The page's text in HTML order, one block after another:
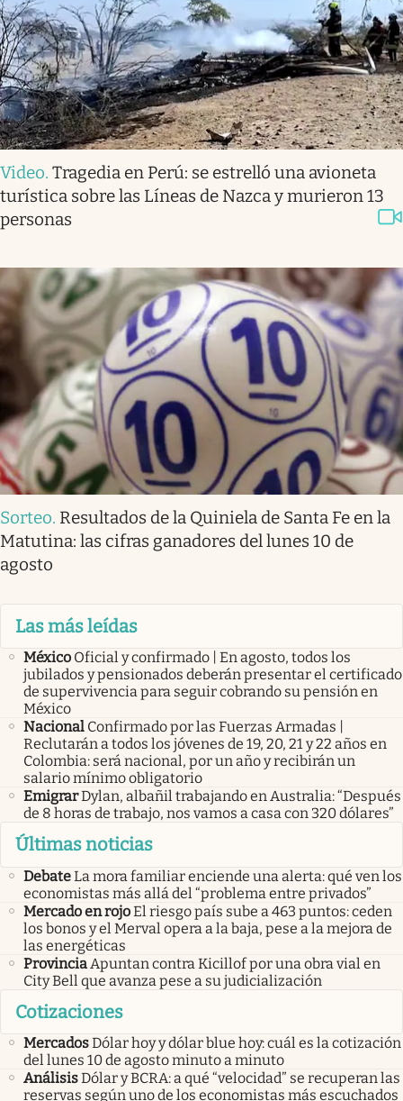
Video. Tragedia en Perú: se estrelló una avioneta
turística sobre las Líneas de Nazca y murieron 13
personas
Sorteo. Resultados de la Quiniela de Santa Fe en la
Matutina: las cifras ganadores del lunes 10 de
agosto
Las más leídas
México Oficial y confirmado | En agosto, todos los
jubilados y pensionados deberán presentar el certificado
de supervivencia para seguir cobrando su pensión en
México
Nacional Confirmado por las Fuerzas Armadas |
Reclutarán a todos los jóvenes de 19, 20, 21 y 22 años en
Colombia: será nacional, por un año y recibirán un
salario mínimo obligatorio
EmigrarDylan, albañil trabajando en Australia: “Después
de 8 horas de trabajo, nos vamos a casa con 320 dólares”
Últimas noticias
DebateLa mora familiar enciende una alerta: qué ven los
economistas más allá del “problema entre privados”
Mercado en rojoEl riesgo país sube a 463 puntos: ceden
los bonos y el Merval opera a la baja, pese a la mejora de
las energéticas
Provincia Apuntan contra Kicillof por una obra vial en
City Bell que avanza pese a su judicialización
Cotizaciones
MercadosDólar hoy y dólar blue hoy: cuál es la cotización
del lunes 10 de agosto minuto a minuto
AnálisisDólar y BCRA: a qué “velocidad” se recuperan las
reservas según uno de los economistas más escuchados